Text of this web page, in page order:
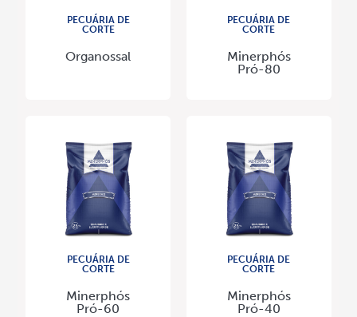
PECUÁRIA DE
CORTE
Organossal
PECUÁRIA DE
CORTE
Minerphós
Pró-80
PECUÁRIA DE
CORTE
Minerphós
Pró-60
PECUÁRIA DE
CORTE
Minerphós
Pró-40